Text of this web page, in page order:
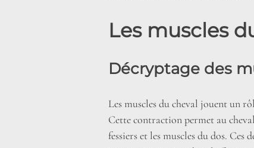
Les muscles
Décryptage des
Les muscles du cheval jouent un
Cette contraction permet au
fessiers et les muscles du dos.